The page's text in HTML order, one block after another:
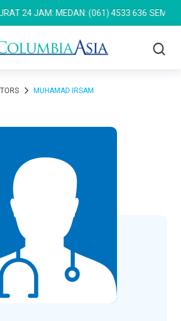
24 JAM: MEDAN: (061) 4533 636
MUHAMAD IRSAM